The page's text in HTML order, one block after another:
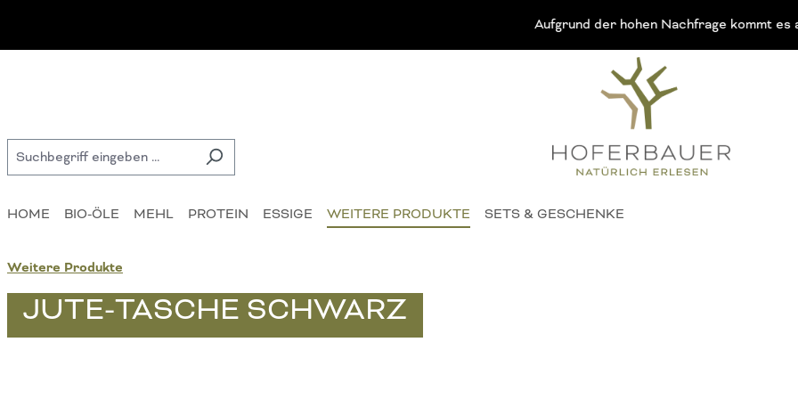
Aufgrund der hohen Nachfrage kommt es
HOME BIO-ÖLE MEHL PROTEIN ESSIGE WEITERE PRODUKTE SETS & GESCHENKE
Weitere Produkte
JUTE-TASCHE SCHWARZ